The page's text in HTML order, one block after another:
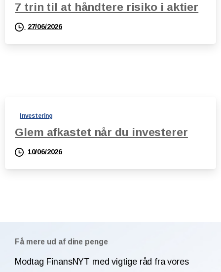
7 trin til at håndtere risiko i aktier
27/06/2026
Investering
Glem afkastet når du investerer
10/06/2026
Få mere ud af dine penge
Modtag FinansNYT med vigtige råd fra vores